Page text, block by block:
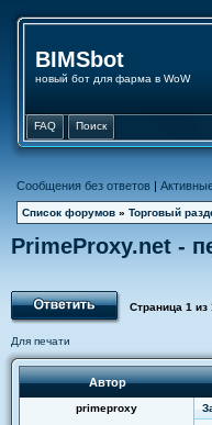
BIMSbot
новый бот для фарма в WoW
FAQ Поиск
Сообщения без ответов |
Список форумов » Торговый
PrimeProxy.net -
Страница 1 из
Для печати
Автор
primeproxy